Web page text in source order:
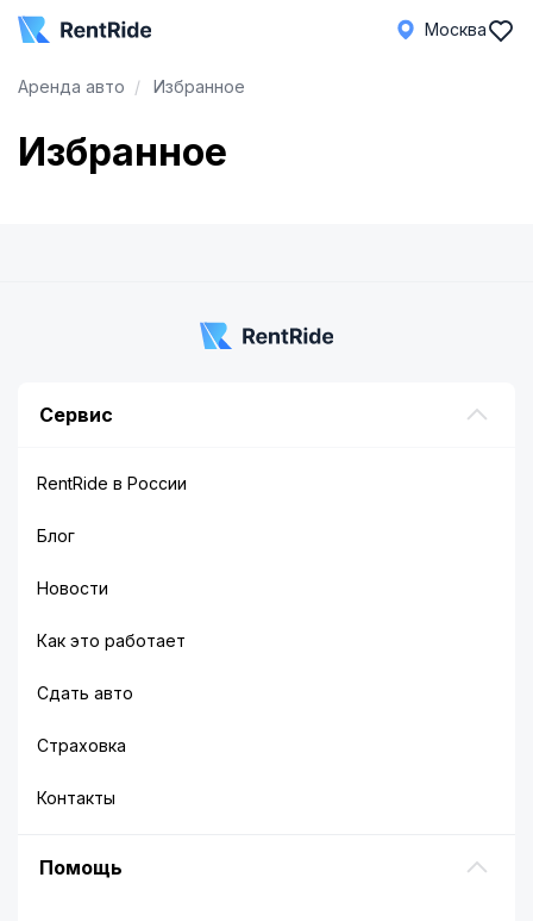
Москва
Аренда авто Избранное
Избранное
Сервис
RentRide в России
Блог
Новости
Как это работает
Сдать авто
Страховка
Контакты
Помощь